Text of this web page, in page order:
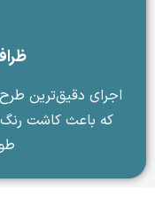
اجرای دقیق‌ترین
که باعث کاشت